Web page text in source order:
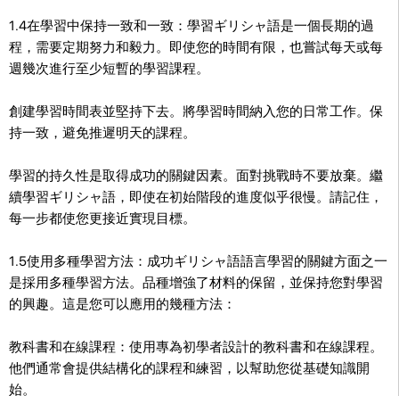
1.4在學習中保持一致和一致：學習ギリシャ語是一個長期的過
程，需要定期努力和毅力。即使您的時間有限，也嘗試每天或每
週幾次進行至少短暫的學習課程。
創建學習時間表並堅持下去。將學習時間納入您的日常工作。保
持一致，避免推遲明天的課程。
學習的持久性是取得成功的關鍵因素。面對挑戰時不要放棄。繼
續學習ギリシャ語，即使在初始階段的進度似乎很慢。請記住，
每一步都使您更接近實現目標。
1.5使用多種學習方法：成功ギリシャ語語言學習的關鍵方面之一
是採用多種學習方法。品種增強了材料的保留，並保持您對學習
的興趣。這是您可以應用的幾種方法：
教科書和在線課程：使用專為初學者設計的教科書和在線課程。
他們通常會提供結構化的課程和練習，以幫助您從基礎知識開
始。